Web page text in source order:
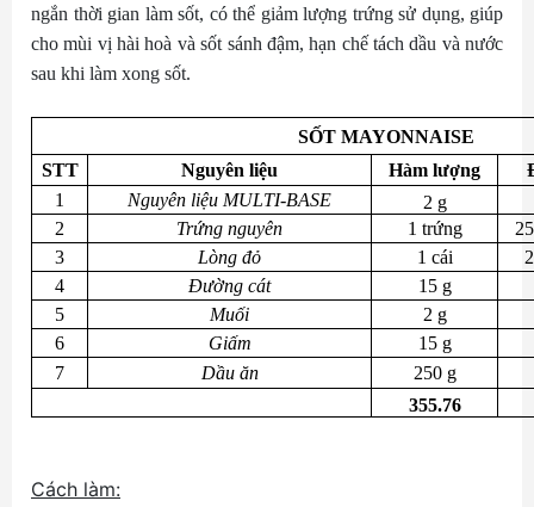
ngắn thời gian làm sốt, có thể giảm lượng trứng sử dụng, giúp
cho mùi vị hài hoà và sốt sánh đậm, hạn chế tách dầu và nước
sau khi làm xong sốt.
SỐT MAYONNAISE
STT
Nguyên liệu Hàm lượng
1
Nguyên liệu MULTI-BASE
2 g
2
Trứng nguyên 1 trứng
3
Lòng đỏ 1 cái
4
Đường cát
15 g
5
Muối
2 g
6
Giấm
15 g
7
Dầu ăn
250 g
355.76
Cách làm: